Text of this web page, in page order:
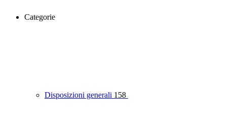
Categorie
Disposizioni generali 158